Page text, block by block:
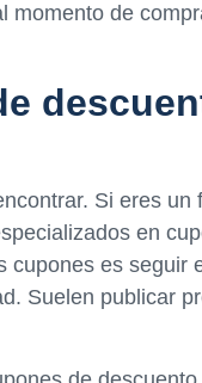
momento de
Si eres un
en
cupones es seguir
Suelen publicar